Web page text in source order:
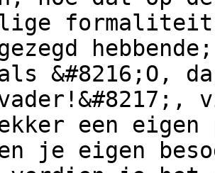
als &#8216;O,
een
je eigen